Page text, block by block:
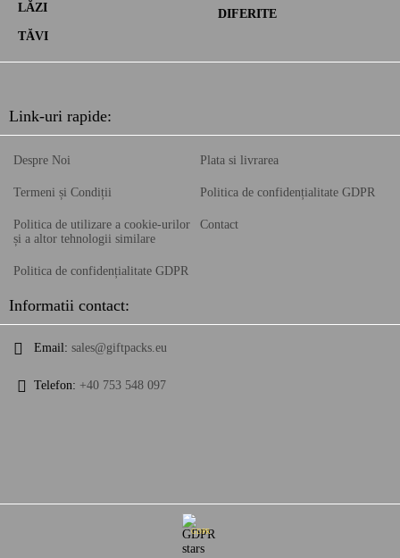
LĂZI
TĂVI
DIFERITE
Link-uri rapide:
Despre Noi
Termeni și Condiții
Politica de utilizare a cookie-urilor
și a altor tehnologii similare
Politica de confidențialitate GDPR
Plata si livrarea
Politica de confidențialitate GDPR
Contact
Informatii contact:
Email: sales@giftpacks.eu
Telefon: +40 753 548 097
GDPR